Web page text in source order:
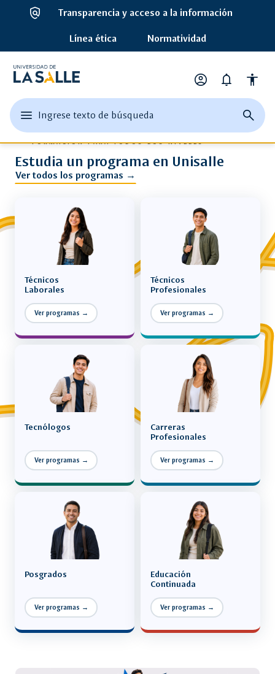
policy Transparencia y acceso a la información
Línea ética Normatividad
Universidad
de
la
Salle
menu
abrir
el
principal
Ingrese texto de búsqueda search
página
de
edit
Ingrese
texto
o
una
palabra
clave
close
cerrar
account_circle notifications accessibility
FORMACIÓN PARA TODOS LOS NIVELES
Estudia un programa en Unisalle
Ver todos los programas →
Técnicos
Laborales
Ver programas →
Técnicos
Profesionales
Ver programas →
Tecnólogos
Ver programas →
Carreras
Profesionales
Ver programas →
Posgrados
Ver programas →
Educación
Continuada
Ver programas →